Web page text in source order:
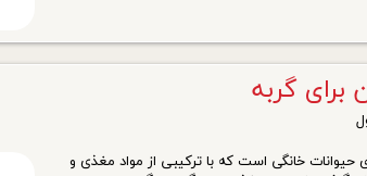
برای گربه
خانگی است که با ترکیبی از مواد مغذی و